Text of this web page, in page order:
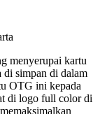
menyerupai kartu
di simpan di dalam
OTG ini kepada
di logo full color di